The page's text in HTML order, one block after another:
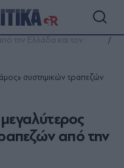
την Ελλάδα και τον
συστημικών τραπεζών
από την